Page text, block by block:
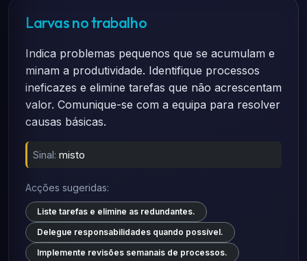
Larvas no trabalho
Indica problemas pequenos que se acumulam e
minam a produtividade. Identifique processos
ineficazes e elimine tarefas que não acrescentam
valor. Comunique-se com a equipa para resolver
causas básicas.
Sinal: misto
Acções sugeridas:
Liste tarefas e elimine as redundantes.
Delegue responsabilidades quando possível.
Implemente revisões semanais de processos.